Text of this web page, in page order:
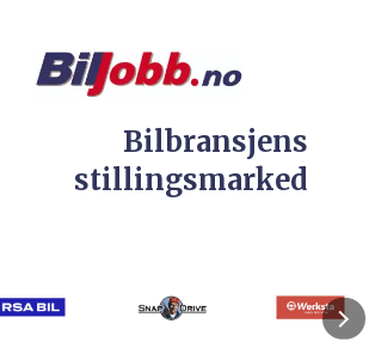
Bilbransjens
stillingsmarked